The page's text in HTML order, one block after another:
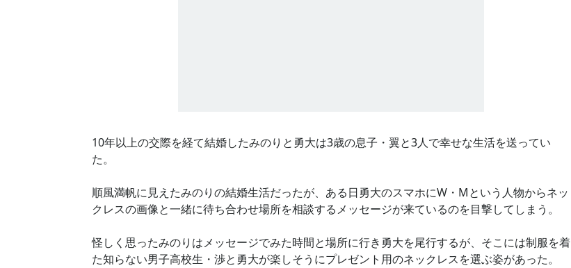
10年以上の交際を経て結婚したみのりと勇大は3歳の息子・翼と3人で幸せな生活を送ってい
た。
順風満帆に見えたみのりの結婚生活だったが、ある日勇大のスマホにW・Mという人物からネッ
クレスの画像と一緒に待ち合わせ場所を相談するメッセージが来ているのを目撃してしまう。
怪しく思ったみのりはメッセージでみた時間と場所に行き勇大を尾行するが、そこには制服を着
た知らない男子高校生・渉と勇大が楽しそうにプレゼント用のネックレスを選ぶ姿があった。